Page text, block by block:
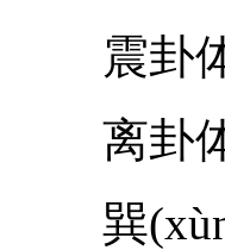
震卦体
离卦体
巽(xùn